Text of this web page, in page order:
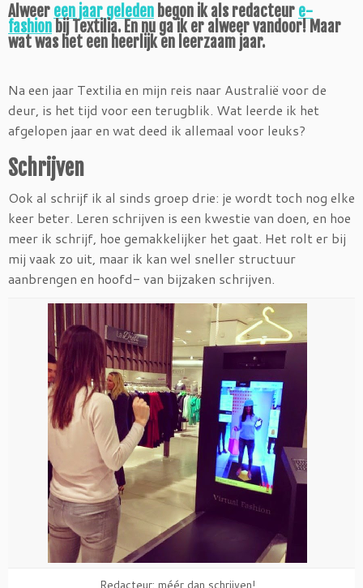
Alweer een jaar geleden begon ik als redacteur e-
fashion bij Textilia. En nu ga ik er alweer vandoor! Maar
wat was het een heerlijk en leerzaam jaar.
Na een jaar Textilia en mijn reis naar Australië voor de
deur, is het tijd voor een terugblik. Wat leerde ik het
afgelopen jaar en wat deed ik allemaal voor leuks?
Schrijven
Ook al schrijf ik al sinds groep drie: je wordt toch nog elke
keer beter. Leren schrijven is een kwestie van doen, en hoe
meer ik schrijf, hoe gemakkelijker het gaat. Het rolt er bij
mij vaak zo uit, maar ik kan wel sneller structuur
aanbrengen en hoofd- van bijzaken schrijven.
Redacteur: méér dan schrijven!